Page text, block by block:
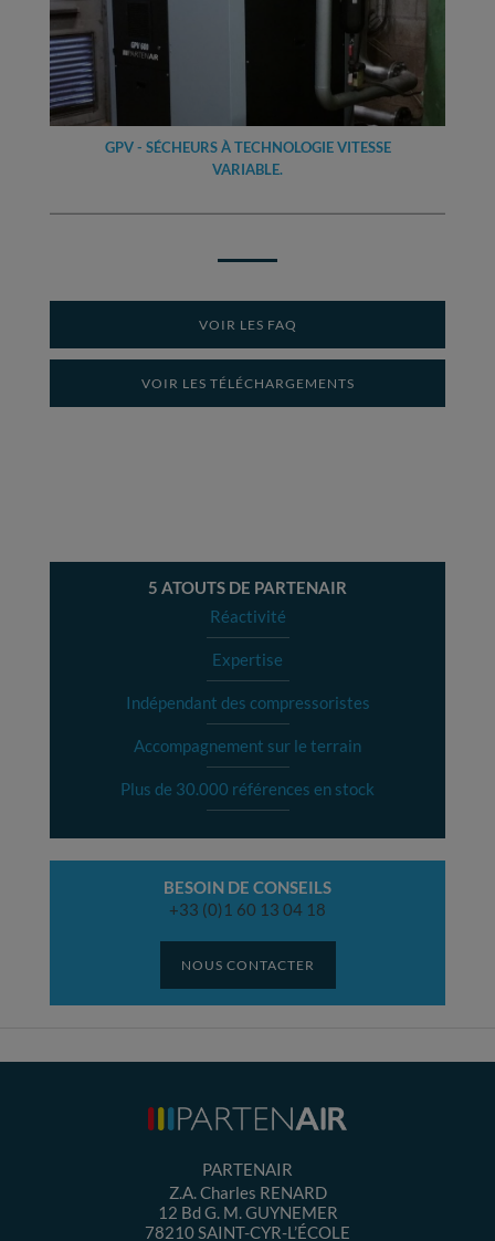
GPV - SÉCHEURS À TECHNOLOGIE VITESSE
VARIABLE.
VOIR LES FAQ
VOIR LES TÉLÉCHARGEMENTS
5 ATOUTS DE PARTENAIR
Réactivité
Expertise
Indépendant des compressoristes
Accompagnement sur le terrain
Plus de 30.000 références en stock
BESOIN DE CONSEILS
+33 (0)1 60 13 04 18
NOUS CONTACTER
PARTENAIR
Z.A. Charles RENARD
12 Bd G. M. GUYNEMER
78210SAINT-CYR-L’ÉCOLE